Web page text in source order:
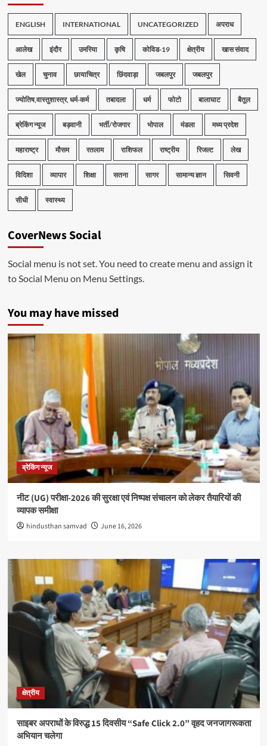
ENGLISH INTERNATIONAL UNCATEGORIZED अपराध
आलेख इंदौर उमरिया कृषि कोविड-19 क्षेत्रीय खास संवाद
खेल चुनाव छायाचित्र छिंदवाड़ा जबलपुर जबलपुर
ज्योतिष,वास्तुशास्त्र, धर्म-कर्म तबादला धर्म फोटो बालाघाट बैतूल
ब्रेकिंग न्यूज बड़वानी भर्ती/रोजगार भोपाल मंडला मध्य प्रदेश
महाराष्ट्र मौसम रतलाम राशिफल राष्ट्रीय रिजल्ट लेख
विदिशा व्यापार शिक्षा सतना सागर सामान्य ज्ञान सिवनी
सीधी स्वास्थ्य
CoverNews Social
Social menu is not set. You need to create menu and assign it
to Social Menu on Menu Settings.
You may have missed
ब्रेकिंग न्यूज
नीट (UG) परीक्षा-2026 की सुरक्षा एवं निष्पक्ष संचालन को लेकर तैयारियों की
व्यापक समीक्षा
hindusthan samvad June 16, 2026
क्षेत्रीय
साइबर अपराधों के विरुद्ध 15 दिवसीय “Safe Click 2.0” वृहद जनजागरूकता
अभियान चलेगा